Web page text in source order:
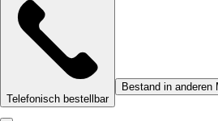
Telefonisch bestellbar
Bestand in anderen